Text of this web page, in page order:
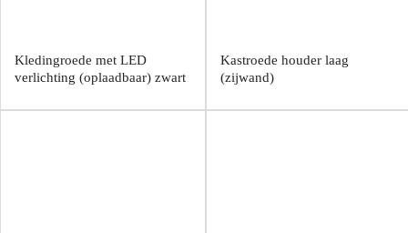
Kledingroede met LED
verlichting (oplaadbaar) zwart
Kastroede houder laag
(zijwand)